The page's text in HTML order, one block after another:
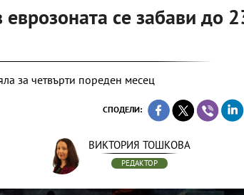
еврозоната се забави до
за четвърти пореден месец
СПОДЕЛИ:
ВИКТОРИЯ ТОШКОВА
РЕДАКТОР